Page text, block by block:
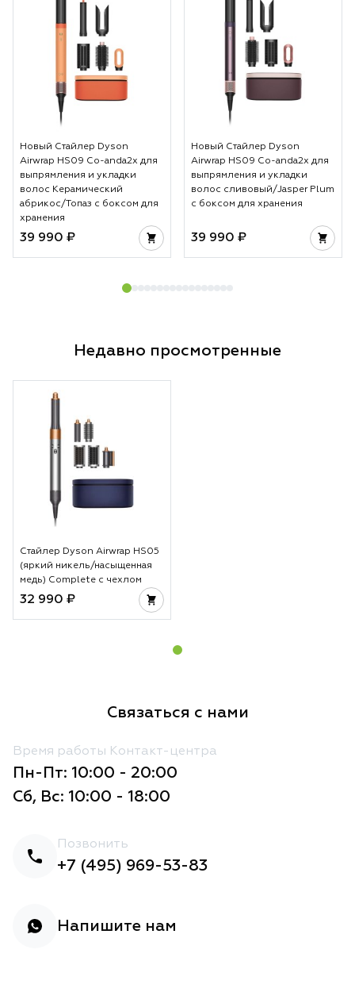
Новый Стайлер Dyson
Airwrap HS09 Co-anda2x для
выпрямления и укладки
волос Керамический
абрикос/Топаз с боксом для
хранения
39 990 ₽
Новый Стайлер Dyson
Airwrap HS09 Co-anda2x для
выпрямления и укладки
волос сливовый/Jasper Plum
с боксом для хранения
39 990 ₽
Недавно просмотренные
Стайлер Dyson Airwrap HS05
(яркий никель/насыщенная
медь) Complete с чехлом
32 990 ₽
Связаться с нами
Время работы Контакт-центра
Пн-Пт: 10:00 - 20:00
Сб, Вс: 10:00 - 18:00
Позвонить
+7 (495) 969-53-83
Напишите нам